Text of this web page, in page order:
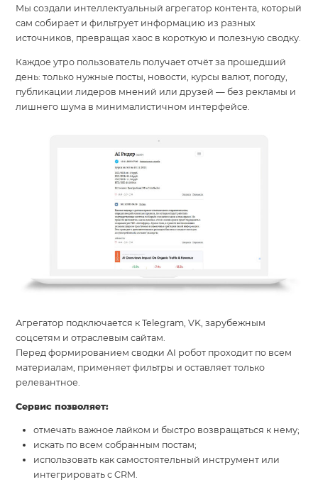
Мы создали интеллектуальный агрегатор контента, который
сам собирает и фильтрует информацию из разных
источников, превращая хаос в короткую и полезную сводку.
Каждое утро пользователь получает отчёт за прошедший
день: только нужные посты, новости, курсы валют, погоду,
публикации лидеров мнений или друзей — без рекламы и
лишнего шума в минималистичном интерфейсе.
Агрегатор подключается к Telegram, VK, зарубежным
соцсетям и отраслевым сайтам.
Перед формированием сводки AI робот проходит по всем
материалам, применяет фильтры и оставляет только
релевантное.
Сервис позволяет:
отмечать важное лайком и быстро возвращаться к нему;
искать по всем собранным постам;
использовать как самостоятельный инструмент или
интегрировать с CRM.